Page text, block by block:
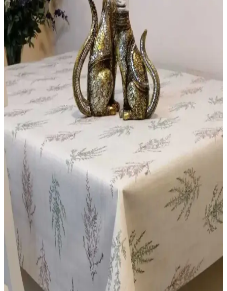
Kadife Dantel Detaylı Masa Örtüsü Şıklık ve
Fonksiyonelliğin Buluşması
Kadife malzeme ve güpür detaylarıyla zarif masa örtüsü, çeşitli ölçü
ve adet seçenekleriyle özel günlere şıklık katıyor, bakım ve kullanım
kolaylığı sağlar.
Willuxe Şeffaf Kalın Masa Örtüsü: Dayanıklı ve
Estetik Masa Koruma Çözümü
Willuxe şeffaf kalın masa örtüsü, dayanıklılığı ve estetiği bir arada
sunar. 1.4 mm kalınlığında, yüksek kaliteli plastik malzemeden
üretilmiş, kolay temizlenebilir ve masanın doğal görünümünü
koruyan ideal bir masa koruma ürünüdür.
Vivamaison Bej Renkli Pamuk Ponponlu Masa
Örtüsü: Şık ve Dayanıklı Günlük Kullanım İçin
Vivamaison'un bej renkli pamuk ponponlu masa örtüsü, doğal keten
malzemesi ve şık detaylarıyla günlük kullanıma uygun, dayanıklı ve
kolay bakım sağlayan şık bir masa örtüsüdür.
DedeEvTekstil PVC Şeffaf Simli Silinebilir Masa
Örtüsü Dayanıklı ve Estetik Tasarım
Şeffaf ve simli tasarımıyla dikkat çeken, kolay temizlenebilir ve
uzun ömürlü DedeEvTekstil masa örtüsü, farklı dekorasyonlara
uyum sağlar ve pratik kullanım sunar.